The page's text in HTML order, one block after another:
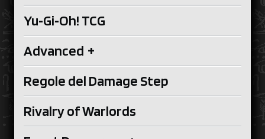
Yu‑Gi‑Oh! TCG
Advanced +
Regole del Damage Step
Rivalry of Warlords